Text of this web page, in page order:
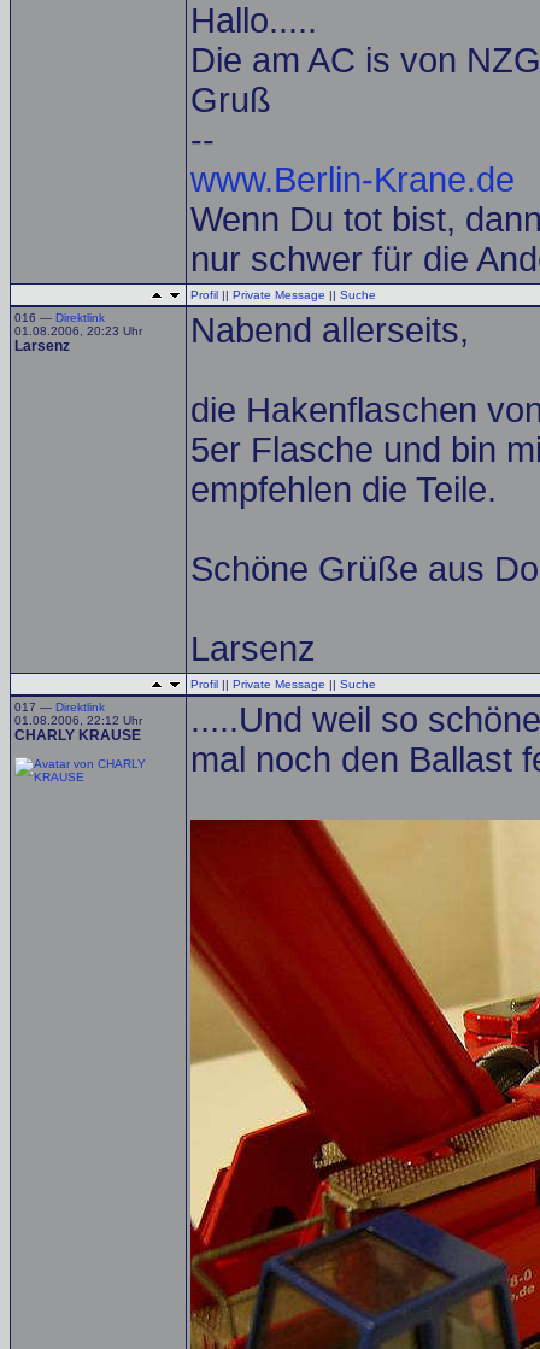
Hallo.....
Die am AC is von
Gruß
--
www.Berlin-Krane.de
Wenn Du tot bist,
nur schwer für die
Profil || Private Message || Suche
016 — Direktlink
01.08.2006, 20:23 Uhr
Larsenz Nabend allerseits,
die Hakenflaschen
5er Flasche und bin
empfehlen die Teile.
Schöne Grüße aus
Larsenz
Profil || Private Message || Suche
017 — Direktlink
01.08.2006, 22:12 Uhr
CHARLY KRAUSE
.....Und weil so
mal noch den Ballast